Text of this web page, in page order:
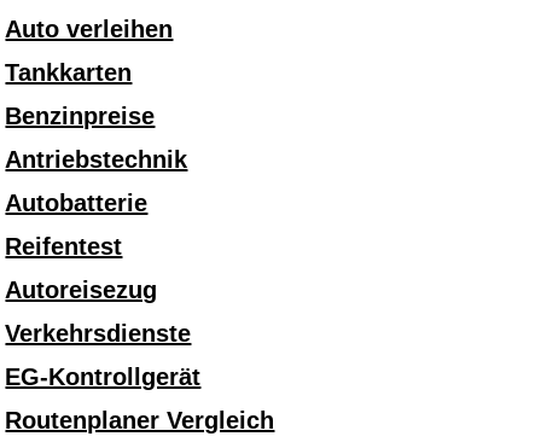
Auto verleihen
Tankkarten
Benzinpreise
Antriebstechnik
Autobatterie
Reifentest
Autoreisezug
Verkehrsdienste
EG-Kontrollgerät
Routenplaner Vergleich